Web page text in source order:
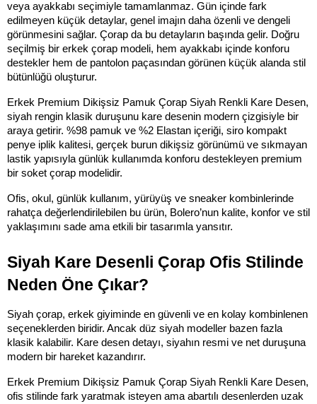
veya ayakkabı seçimiyle tamamlanmaz. Gün içinde fark
edilmeyen küçük detaylar, genel imajın daha özenli ve dengeli
görünmesini sağlar. Çorap da bu detayların başında gelir. Doğru
seçilmiş bir erkek çorap modeli, hem ayakkabı içinde konforu
destekler hem de pantolon paçasından görünen küçük alanda stil
bütünlüğü oluşturur.
Erkek Premium Dikişsiz Pamuk Çorap Siyah Renkli Kare Desen,
siyah rengin klasik duruşunu kare desenin modern çizgisiyle bir
araya getirir. %98 pamuk ve %2 Elastan içeriği, siro kompakt
penye iplik kalitesi, gerçek burun dikişsiz görünümü ve sıkmayan
lastik yapısıyla günlük kullanımda konforu destekleyen premium
bir soket çorap modelidir.
Ofis, okul, günlük kullanım, yürüyüş ve sneaker kombinlerinde
rahatça değerlendirilebilen bu ürün, Bolero’nun kalite, konfor ve stil
yaklaşımını sade ama etkili bir tasarımla yansıtır.
Siyah Kare Desenli Çorap Ofis Stilinde
Neden Öne Çıkar?
Siyah çorap, erkek giyiminde en güvenli ve en kolay kombinlenen
seçeneklerden biridir. Ancak düz siyah modeller bazen fazla
klasik kalabilir. Kare desen detayı, siyahın resmi ve net duruşuna
modern bir hareket kazandırır.
Erkek Premium Dikişsiz Pamuk Çorap Siyah Renkli Kare Desen,
ofis stilinde fark yaratmak isteyen ama abartılı desenlerden uzak